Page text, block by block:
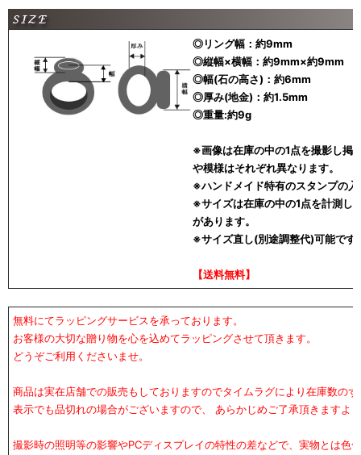
◎リング幅：約9mm
◎縦幅×横幅：約9mm×約9mm
◎幅(石の高さ)：約6mm
◎厚み(地金)：約1.5mm
◎重量:約9g
※画像は在庫の中の1点を撮影し掲
や模様はそれぞれ異なります。
※ハンドメイド特有のスタンプの
※サイズは在庫の中の1点を計測し
があります。
※サイズ直し(別途調整代)可能です
【送料無料】
無料にてラッピングサービスを承っております。
お客様の大切な贈り物を心を込めてラッピングさせて頂きます。
どうぞご利用くださいませ。
商品は実在店舗での販売もしておりますのでタイムラグにより在庫数の
表示でも品切れの場合がございますので、 あらかじめご了承頂きますよ
撮影時の照明等の影響やPCディスプレイの特性の差などで、実物とは色